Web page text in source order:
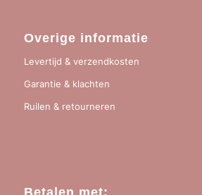
Overige informatie
Levertijd & verzendkosten
Garantie & klachten
Ruilen & retourneren
Betalen met: